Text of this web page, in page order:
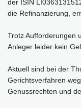
der ISIN
die Refinanzierung,
Trotz Aufforderungen
Anleger leider kein
Aktuell sind bei der
Gerichtsverfahren
Genussrechten und